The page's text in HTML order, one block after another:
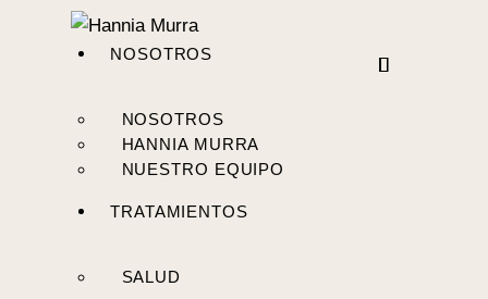
NOSOTROS
NOSOTROS
HANNIA MURRA
NUESTRO EQUIPO
TRATAMIENTOS
SALUD